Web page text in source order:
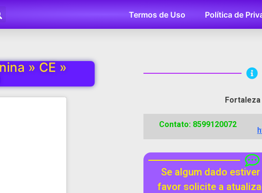
Termos de Uso Política de
» CE »
Fortaleza
Contato: 8599120072
Se algum dado
favor solicite a